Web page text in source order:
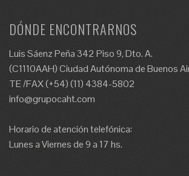
DÓNDE ENCONTRARNOS
Luis Sáenz Peña 342 Piso 9, Dto. A.
(C1110AAH) Ciudad Autónoma de Buenos
TE /FAX (+54) (11) 4384-5802
info@grupocaht.com
Horario de atención telefónica:
Lunes a Viernes de 9 a 17 hs.